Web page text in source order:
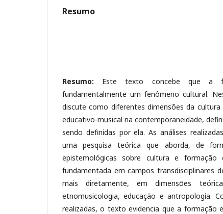
Resumo
Resumo: Este texto concebe que a
fundamentalmente um fenômeno cultural.
discute como diferentes dimensões da
educativo-musical na contemporaneidade,
sendo definidas por ela. As análises
uma pesquisa teórica que aborda, de
epistemológicas sobre cultura e
fundamentada em campos transdisciplinares
mais diretamente, em dimensões
etnomusicologia, educação e antropologia.
realizadas, o texto evidencia que a formação